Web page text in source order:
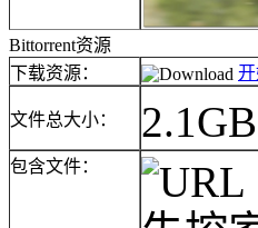
Bittorrent资源
下载资源：
文件总大小： 2.1GB
包含文件：